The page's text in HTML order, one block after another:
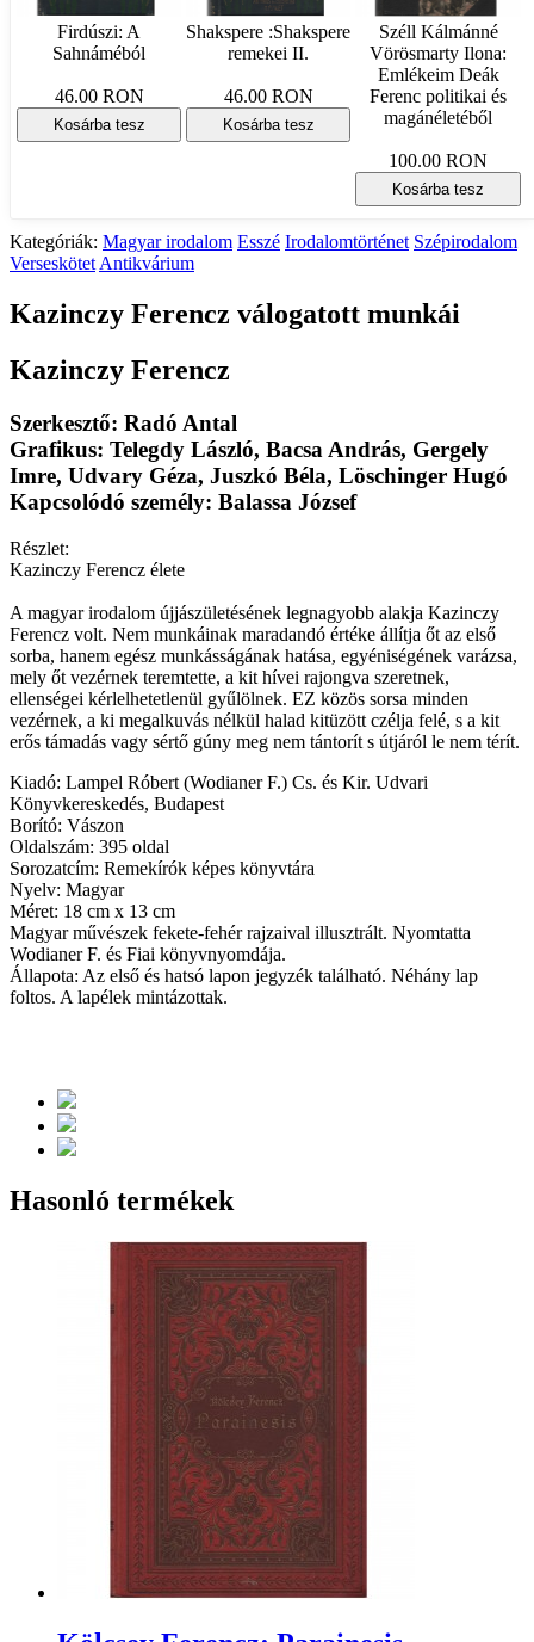
Firdúszi: A
Sahnáméból
46.00 RON
Kosárba tesz
Shakspere :Shakspere
remekei II.
46.00 RON
Kosárba tesz
Széll Kálmánné
Vörösmarty Ilona:
Emlékeim Deák
Ferenc politikai és
magánéletéből
100.00 RON
Kosárba tesz
Kategóriák: Magyar irodalom Esszé Irodalomtörténet Szépirodalom
VerseskötetAntikvárium
Kazinczy Ferencz válogatott munkái
Kazinczy Ferencz
Szerkesztő: Radó Antal
Grafikus: Telegdy László, Bacsa András, Gergely
Imre, Udvary Géza, Juszkó Béla, Löschinger Hugó
Kapcsolódó személy: Balassa József
Részlet:
Kazinczy Ferencz élete
A magyar irodalom újjászületésének legnagyobb alakja Kazinczy
Ferencz volt. Nem munkáinak maradandó értéke állítja őt az első
sorba, hanem egész munkásságának hatása, egyéniségének varázsa,
mely őt vezérnek teremtette, a kit hívei rajongva szeretnek,
ellenségei kérlelhetetlenül gyűlölnek. EZ közös sorsa minden
vezérnek, a ki megalkuvás nélkül halad kitüzött czélja felé, s a kit
erős támadás vagy sértő gúny meg nem tántorít s útjáról le nem térít.
Kiadó: Lampel Róbert (Wodianer F.) Cs. és Kir. Udvari
Könyvkereskedés, Budapest
Borító: Vászon
Oldalszám: 395 oldal
Sorozatcím: Remekírók képes könyvtára
Nyelv: Magyar
Méret: 18 cm x 13 cm
Magyar művészek fekete-fehér rajzaival illusztrált. Nyomtatta
Wodianer F. és Fiai könyvnyomdája.
Állapota: Az első és hatsó lapon jegyzék található. Néhány lap
foltos. A lapélek mintázottak.
Hasonló termékek